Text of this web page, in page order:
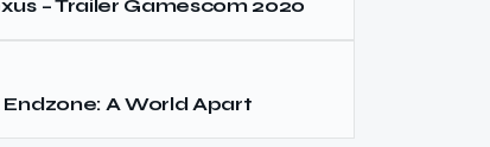
– Trailer Gamescom 2020
A World Apart